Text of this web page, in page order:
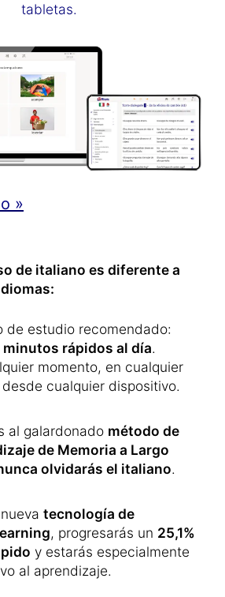
tabletas.
»
de italiano es diferente a
de estudio recomendado:
minutos rápidos al día.
momento, en cualquier
cualquier dispositivo.
al galardonado método de
de Memoria a Largo
olvidarás el italiano.
tecnología de
, progresarás un 25,1%
y estarás especialmente
al aprendizaje.